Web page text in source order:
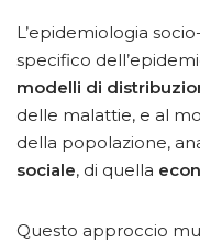
L’epidemiologia
specifico
modelli di
delle malattie, e al
della popolazione,
sociale, di quella
Questo approccio